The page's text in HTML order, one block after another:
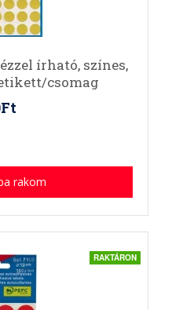
írható, színes,
etikett/csomag
rakom
RAKTÁRON